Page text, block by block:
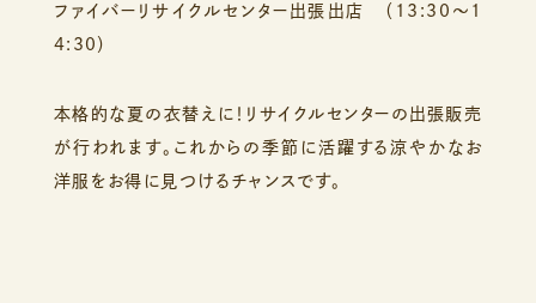
ファイバーリサイクルセンター出張出店 （13:30～1
4:30）
本格的な夏の衣替えに！リサイクルセンターの出張販売
が行われます。これからの季節に活躍する涼やかなお
洋服をお得に見つけるチャンスです。